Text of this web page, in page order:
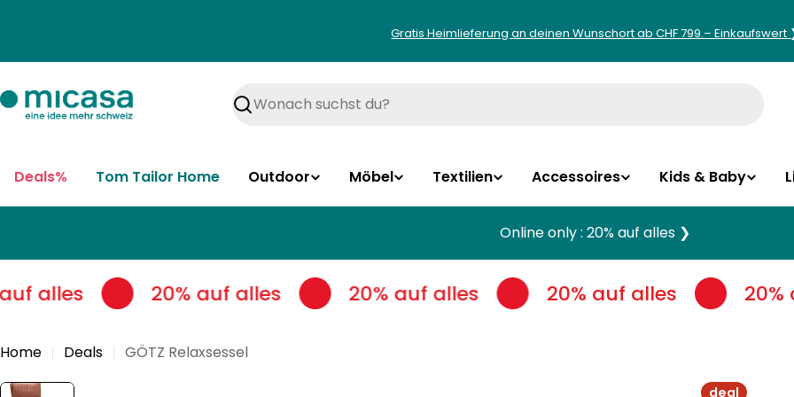
Gratis Heimlieferung an deinen Wunschort ab CHF 799.– Einkaufswert
Suchen
Deals% Tom Tailor Home Outdoor Möbel Textilien Accessoires Kids & Baby
Online only : 20% auf alles ❯
alles 20% auf alles 20% auf alles 20% auf alles 20%
Home Deals GÖTZ Relaxsessel
deal